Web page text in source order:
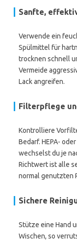
Sanfte,
Verwende ein
Spülmittel für
trocknen schnell
Vermeide
Lack angreifen.
Filterpflege
Kontrolliere
Bedarf. HEPA-
wechselst du je
Richtwert ist alle
normal genutzten
Sichere
Stütze eine Hand
Wischen, so